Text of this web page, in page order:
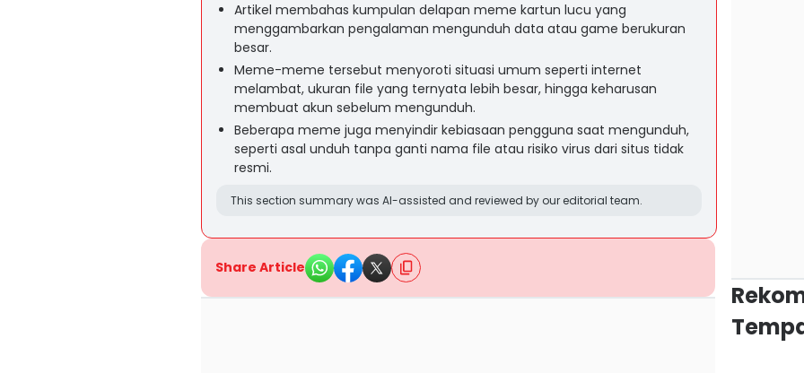
Artikel membahas kumpulan delapan meme kartun lucu yang
menggambarkan pengalaman mengunduh data atau game berukuran
besar.
Meme-meme tersebut menyoroti situasi umum seperti internet
melambat, ukuran file yang ternyata lebih besar, hingga keharusan
membuat akun sebelum mengunduh.
Beberapa meme juga menyindir kebiasaan pengguna saat mengunduh,
seperti asal unduh tanpa ganti nama file atau risiko virus dari situs tidak
resmi.
This section summary was AI-assisted and reviewed by our editorial team.
Share Article